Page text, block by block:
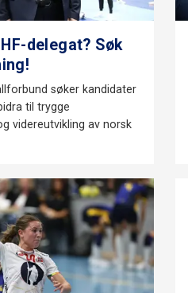
delegat? Søk
søker kandidater
til trygge
videreutvikling av norsk